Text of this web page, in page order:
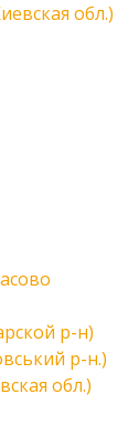
обл.)
р-н)
р-н.)
обл.)